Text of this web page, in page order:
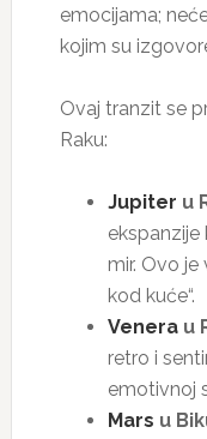
emocijama;
kojim su
Ovaj tranzit se
Raku:
Jupiter u
ekspanzije
mir. Ovo je
kod kuće“.
Venerau
retro i
emotivnoj
Mars u